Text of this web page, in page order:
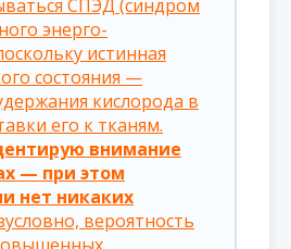
СПЭД (синдром
энерго-
истинная
состояния —
кислорода в
его к тканям.
внимание
— при этом
нет никаких
вероятность